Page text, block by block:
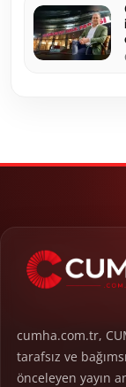
cumha.com.tr,
tarafsız ve
önceleyen yayın